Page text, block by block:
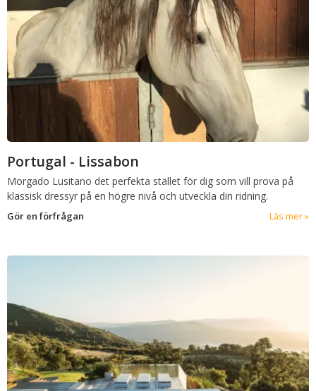
Portugal - Lissabon
Morgado Lusitano det perfekta stället för dig som vill prova på
klassisk dressyr på en högre nivå och utveckla din ridning.
Gör en förfrågan Läs mer